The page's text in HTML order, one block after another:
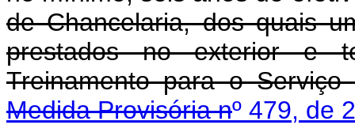
de Chancelaria, dos quais
prestados no exterior e
Treinamento para o
Medida Provisória nº 479, de